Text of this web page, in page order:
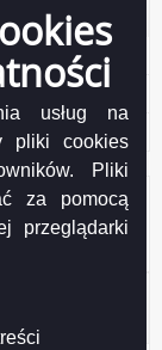
usług na
pliki cookies
Pliki
za pomocą
przeglądarki
na 2022